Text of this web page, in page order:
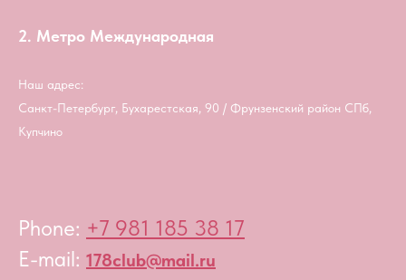
2. Метро Международная
Наш адрес:
Санкт-Петербург, Бухарестская, 90 / Фрунзенский район СПб,
Купчино
Phone: +7 981 185 38 17
E-mail: 178club@mail.ru